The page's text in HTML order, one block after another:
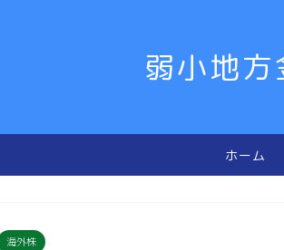
弱小地
ホーム
海外株